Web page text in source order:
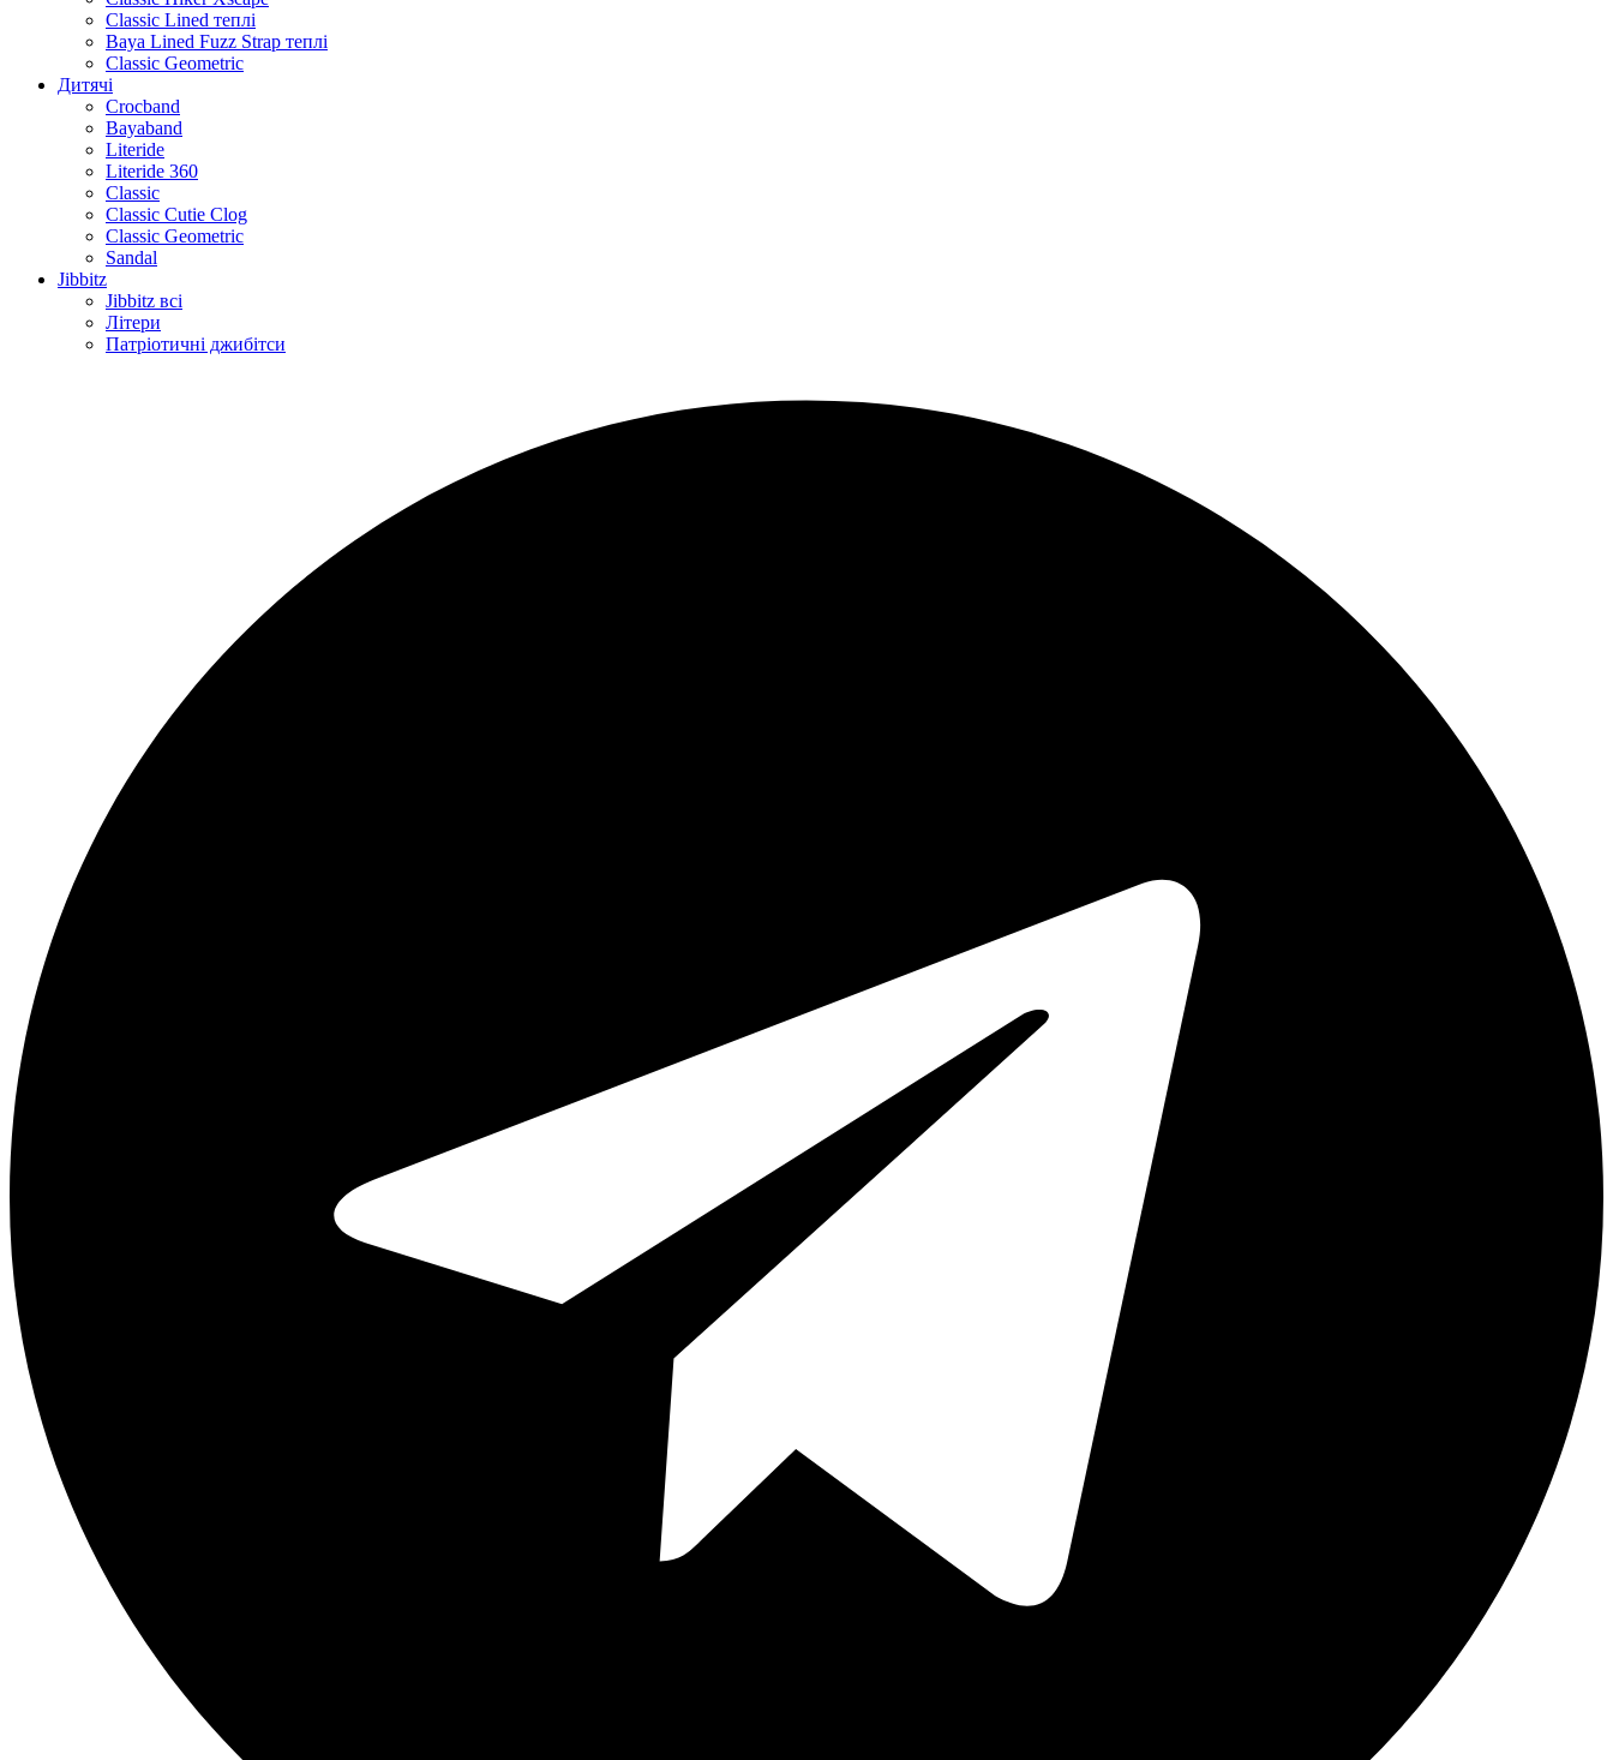
Classic Lined теплі
Baya Lined Fuzz Strap теплі
Classic Geometric
Дитячі
Crocband
Bayaband
Literide
Literide 360
Classic
Classic Cutie Clog
Classic Geometric
Sandal
Jibbitz
Jibbitz всі
Літери
Патріотичні джибітси